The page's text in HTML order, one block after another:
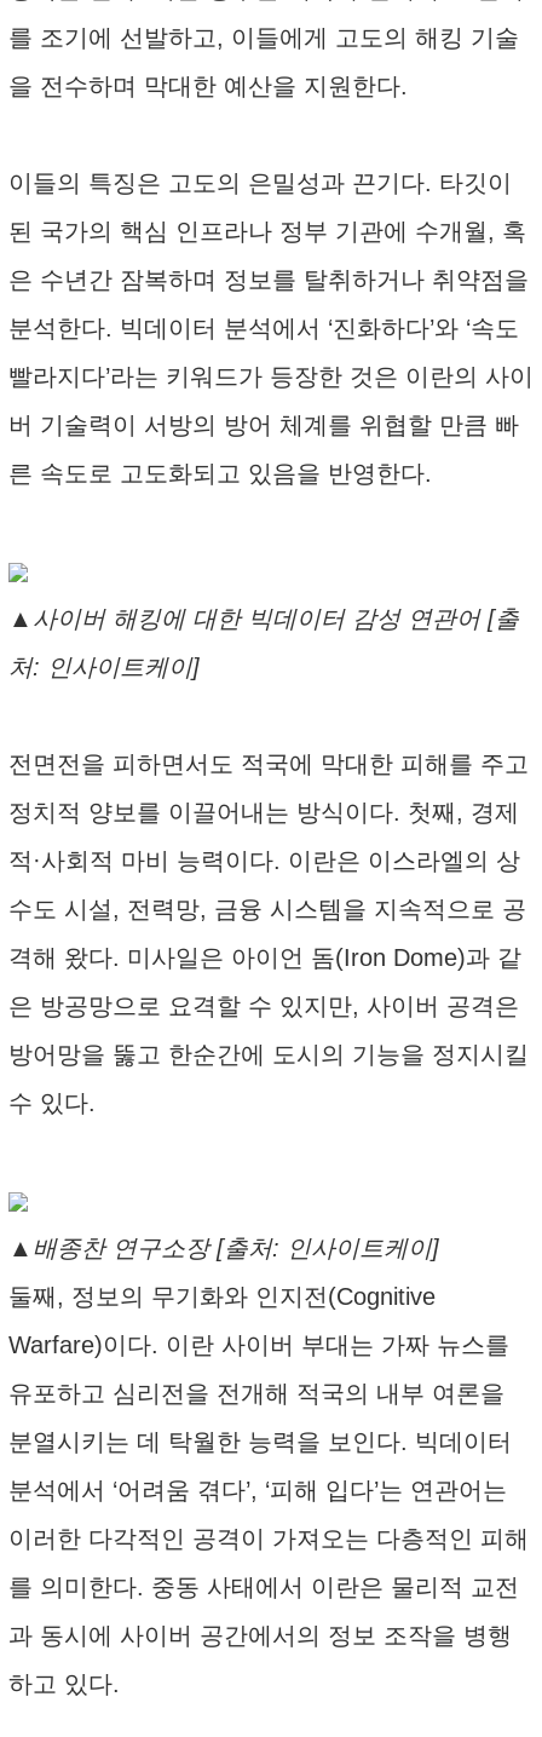
를 조기에 선발하고, 이들에게 고도의 해킹 기술
을 전수하며 막대한 예산을 지원한다.
이들의 특징은 고도의 은밀성과 끈기다. 타깃이
된 국가의 핵심 인프라나 정부 기관에 수개월, 혹
은 수년간 잠복하며 정보를 탈취하거나 취약점을
분석한다. 빅데이터 분석에서 ‘진화하다’와 ‘속도
빨라지다’라는 키워드가 등장한 것은 이란의 사이
버 기술력이 서방의 방어 체계를 위협할 만큼 빠
른 속도로 고도화되고 있음을 반영한다.
▲사이버 해킹에 대한 빅데이터 감성 연관어 [출
처: 인사이트케이]
전면전을 피하면서도 적국에 막대한 피해를 주고
정치적 양보를 이끌어내는 방식이다. 첫째, 경제
적·사회적 마비 능력이다. 이란은 이스라엘의 상
수도 시설, 전력망, 금융 시스템을 지속적으로 공
격해 왔다. 미사일은 아이언 돔(Iron Dome)과 같
은 방공망으로 요격할 수 있지만, 사이버 공격은
방어망을 뚫고 한순간에 도시의 기능을 정지시킬
수 있다.
▲배종찬 연구소장 [출처: 인사이트케이]
둘째, 정보의 무기화와 인지전(Cognitive
Warfare)이다. 이란 사이버 부대는 가짜 뉴스를
유포하고 심리전을 전개해 적국의 내부 여론을
분열시키는 데 탁월한 능력을 보인다. 빅데이터
분석에서 ‘어려움 겪다’, ‘피해 입다’는 연관어는
이러한 다각적인 공격이 가져오는 다층적인 피해
를 의미한다. 중동 사태에서 이란은 물리적 교전
과 동시에 사이버 공간에서의 정보 조작을 병행
하고 있다.